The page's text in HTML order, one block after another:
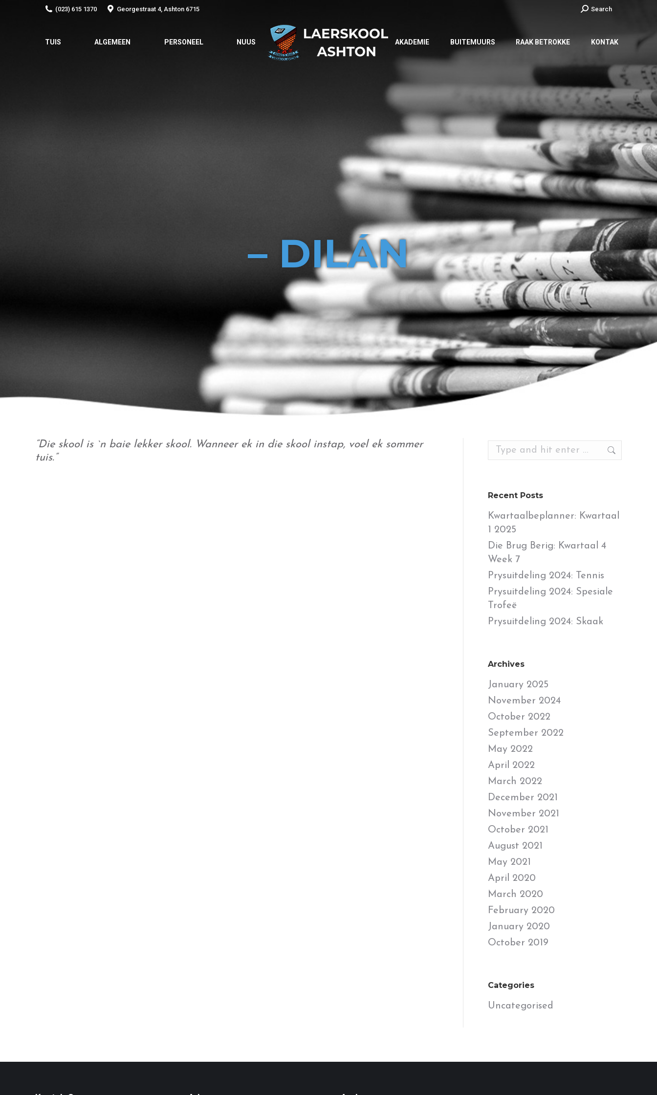
(023) 615 1370 Georgestraat 4, Ashton 6715 Search:
Search
TUIS ALGEMEEN PERSONEEL NUUS AKADEMIE BUITEMUURS RAAK BETROKKE KONTAK
– DILÁN
“Die skool is `n baie lekker skool. Wanneer ek in die skool instap, voel ek sommer
tuis.”
Search:
Recent Posts
Kwartaalbeplanner: Kwartaal
1 2025
Die Brug Berig: Kwartaal 4
Week 7
Prysuitdeling 2024: Tennis
Prysuitdeling 2024: Spesiale
Trofeë
Prysuitdeling 2024: Skaak
Archives
January 2025
November 2024
October 2022
September 2022
May 2022
April 2022
March 2022
December 2021
November 2021
October 2021
August 2021
May 2021
April 2020
March 2020
February 2020
January 2020
October 2019
Categories
Uncategorised